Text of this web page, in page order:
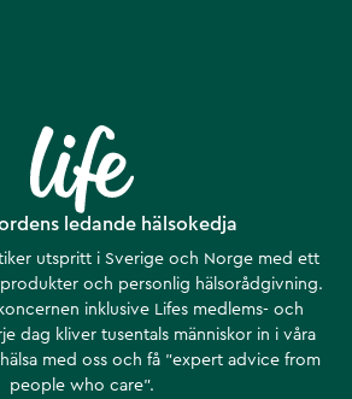
ledande hälsokedja
utspritt i Sverige och Norge med ett
och personlig hälsorådgivning.
inklusive Lifes medlems- och
dag kliver tusentals människor in i våra
med oss och få ”expert advice from
people who care”.